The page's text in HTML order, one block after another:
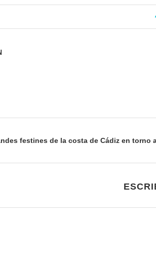
festines de la costa de Cádiz en torno